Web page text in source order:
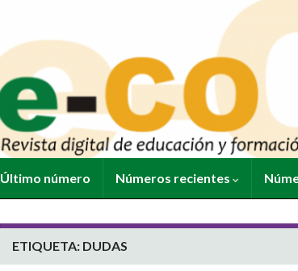
Último número Números recientes
ETIQUETA: DUDAS